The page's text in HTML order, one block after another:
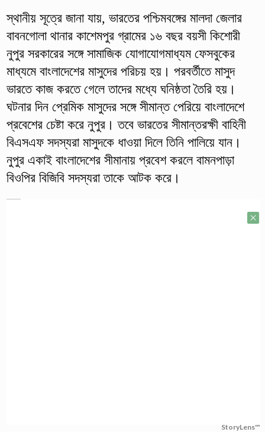
স্থানীয় সূত্রে জানা যায়, ভারতের পশ্চিমবঙ্গের মালদা জেলার
বাবনগোলা থানার কাশেমপুর গ্রামের ১৬ বছর বয়সী কিশোরী
নুপুর সরকারের সঙ্গে সামাজিক যোগাযোগমাধ্যম ফেসবুকের
মাধ্যমে বাংলাদেশের মাসুদের পরিচয় হয়। পরবর্তীতে মাসুদ
ভারতে কাজ করতে গেলে তাদের মধ্যে ঘনিষ্ঠতা তৈরি হয়।
ঘটনার দিন প্রেমিক মাসুদের সঙ্গে সীমান্ত পেরিয়ে বাংলাদেশে
প্রবেশের চেষ্টা করে নুপুর। তবে ভারতের সীমান্তরক্ষী বাহিনী
বিএসএফ সদস্যরা মাসুদকে ধাওয়া দিলে তিনি পালিয়ে যান।
নুপুর একাই বাংলাদেশের সীমানায় প্রবেশ করলে বামনপাড়া
বিওপির বিজিবি সদস্যরা তাকে আটক করে।
StoryLens™